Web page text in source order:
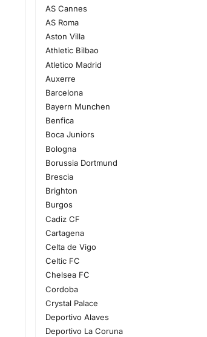
AS Cannes
AS Roma
Aston Villa
Athletic Bilbao
Atletico Madrid
Auxerre
Barcelona
Bayern Munchen
Benfica
Boca Juniors
Bologna
Borussia Dortmund
Brescia
Brighton
Burgos
Cadiz CF
Cartagena
Celta de Vigo
Celtic FC
Chelsea FC
Cordoba
Crystal Palace
Deportivo Alaves
Deportivo La Coruna